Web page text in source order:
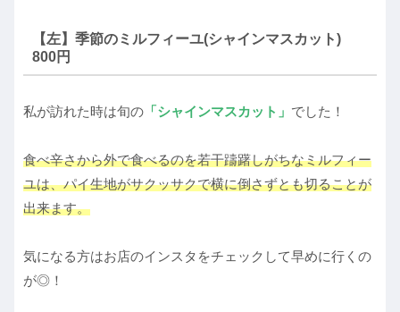
【左】季節のミルフィーユ(シャインマスカット)
800円
私が訪れた時は旬の 「シャインマスカット」 でした！
食べ辛さから外で食べるのを若干躊躇しがちなミルフィー
ユは、パイ生地がサクッサクで横に倒さずとも切ることが
出来ます。
気になる方はお店のインスタをチェックして早めに行くの
が◎！